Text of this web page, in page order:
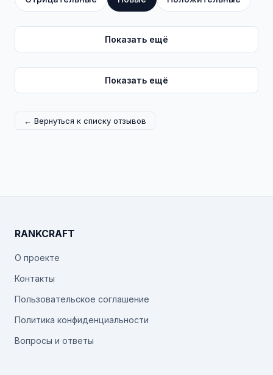
Показать ещё
Показать ещё
← Вернуться к списку отзывов
RANKCRAFT
О проекте
Контакты
Пользовательское соглашение
Политика конфиденциальности
Вопросы и ответы